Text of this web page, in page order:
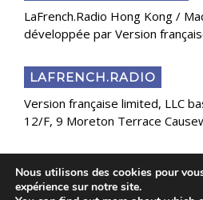
LaFrench.Radio Hong Kong /
développée par Version
LAFRENCH.RADIO
Version française limited, LLC
12/F, 9 Moreton Terrace
Copyright 2025 Presse
Nous utilisons des cookies pour
expérience sur notre site.